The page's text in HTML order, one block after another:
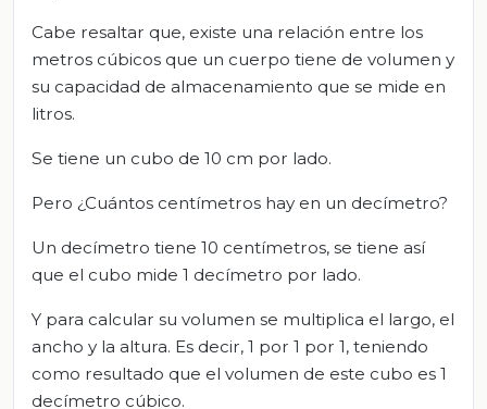
Cabe resaltar que, existe una relación entre los
metros cúbicos que un cuerpo tiene de volumen y
su capacidad de almacenamiento que se mide en
litros.
Se tiene un cubo de 10 cm por lado.
Pero ¿Cuántos centímetros hay en un decímetro?
Un decímetro tiene 10 centímetros, se tiene así
que el cubo mide 1 decímetro por lado.
Y para calcular su volumen se multiplica el largo, el
ancho y la altura. Es decir, 1 por 1 por 1, teniendo
como resultado que el volumen de este cubo es 1
decímetro cúbico.